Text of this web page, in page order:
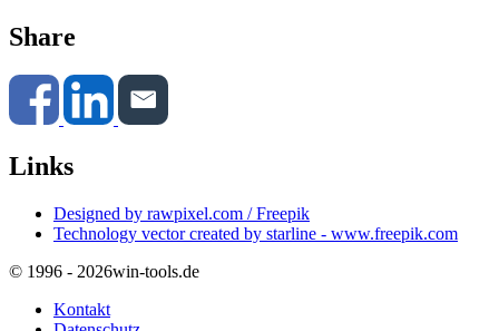
Share
Links
Designed by rawpixel.com / Freepik
Technology vector created by starline - www.freepik.com
© 1996 - 2026win-tools.de
Kontakt